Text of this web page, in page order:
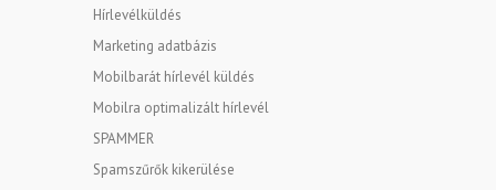
Hírlevélküldés
Marketing adatbázis
Mobilbarát hírlevél küldés
Mobilra optimalizált hírlevél
SPAMMER
Spamszűrők kikerülése